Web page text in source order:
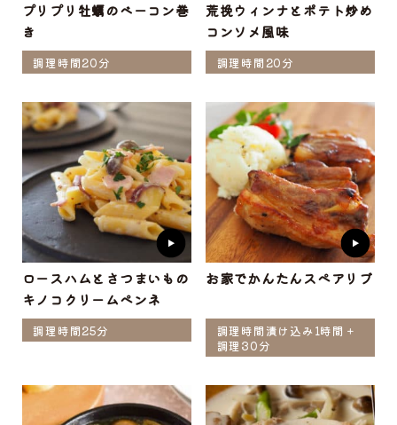
プリプリ牡蠣のベーコン巻
き
調理時間20分
荒挽ウィンナとポテト炒め
コンソメ風味
調理時間20分
ロースハムとさつまいもの
キノコクリームペンネ
調理時間25分
お家でかんたんスペアリブ
調理時間漬け込み1時間＋
調理30分